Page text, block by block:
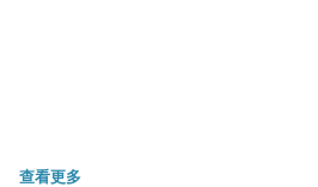
查看更多